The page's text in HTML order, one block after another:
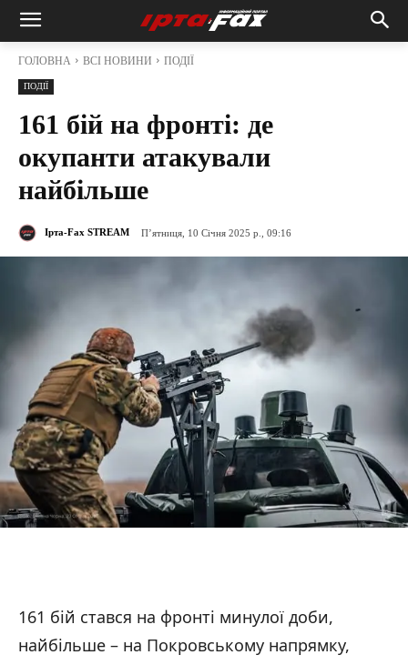
ГОЛОВНА ВСІ НОВИНИ ПОДІЇ
ПОДІЇ
161 бій на фронті: де
окупанти атакували
найбільше
Ірта-Fax STREAM П’ятниця, 10 Січня 2025 р., 09:16
161 бій стався на фронті минулої доби,
найбільше – на Покровському напрямку,